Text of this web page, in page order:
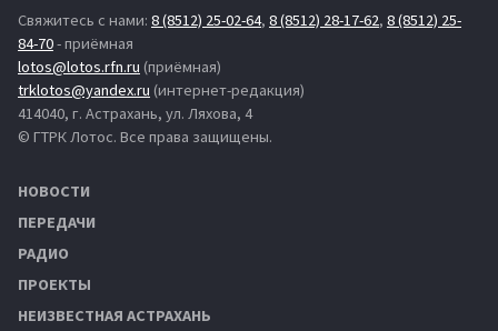
Свяжитесь с нами: 8 (8512) 25-02-64, 8 (8512) 28-17-62, 8 (8512) 25-
84-70- приёмная
lotos@lotos.rfn.ru (приёмная)
trklotos@yandex.ru (интернет-редакция)
414040, г. Астрахань, ул. Ляхова, 4
© ГТРК Лотос. Все права защищены.
НОВОСТИ
ПЕРЕДАЧИ
РАДИО
ПРОЕКТЫ
НЕИЗВЕСТНАЯ АСТРАХАНЬ